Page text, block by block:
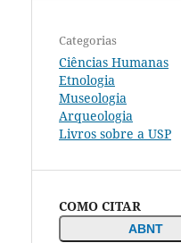
Categorias
Ciências Humanas
Etnologia
Museologia
Arqueologia
Livros sobre a USP
COMO CITAR
ABNT